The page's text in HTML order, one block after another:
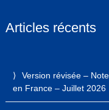
Articles récents
Version révisée –
en France – Juillet 2026